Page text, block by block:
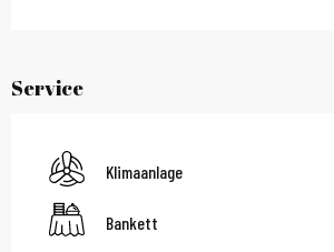
Service
Klimaanlage
Bankett